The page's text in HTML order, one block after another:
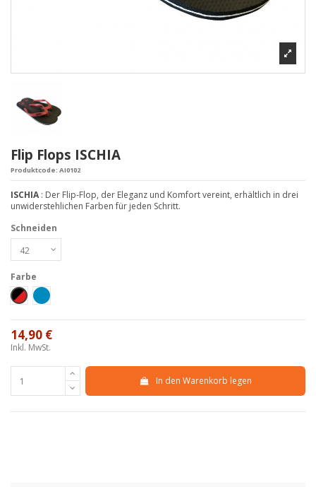
Flip Flops ISCHIA
Produktcode: AI0102
ISCHIA : Der Flip-Flop, der Eleganz und Komfort vereint, erhältlich in drei
unwiderstehlichen Farben für jeden Schritt.
Schneiden
Farbe
Nero-Rosso
Petrolio
14,90 €
Inkl. MwSt.
In den Warenkorb legen